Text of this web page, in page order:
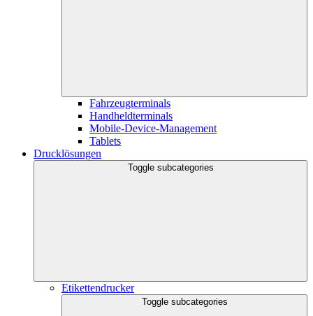
Fahrzeugterminals
Handheldterminals
Mobile-Device-Management
Tablets
Drucklösungen
Toggle subcategories
Etikettendrucker
Toggle subcategories